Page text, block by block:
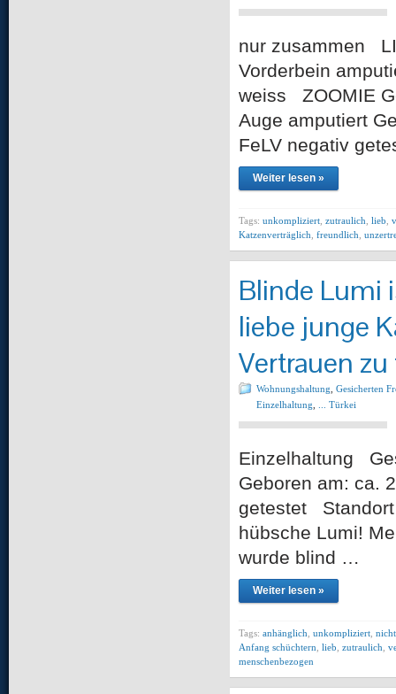
nur zusammen
Vorderbein
weiss ZOOMIE
Auge amputiert
FeLV negativ
Weiter lesen »
Tags: unkompliziert zutraulich lieb
Katzenverträglich freundlich
Blinde Lumi
liebe junge
Vertrauen
Wohnungshaltung Gesicherten
Einzelhaltung
... Türkei
Einzelhaltung
Geboren am: ca.
getestet Standort
hübsche Lumi!
wurde blind …
Weiter lesen »
Tags: anhänglich unkompliziert
Anfang schüchtern lieb zutraulich
menschenbezogen